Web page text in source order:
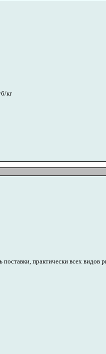
кг
практически всех видов